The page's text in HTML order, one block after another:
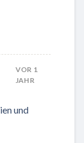
VOR 1
JAHR
und